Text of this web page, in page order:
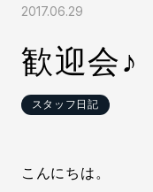
2017.06.29
歓迎会♪
スタッフ日記
こんにちは。